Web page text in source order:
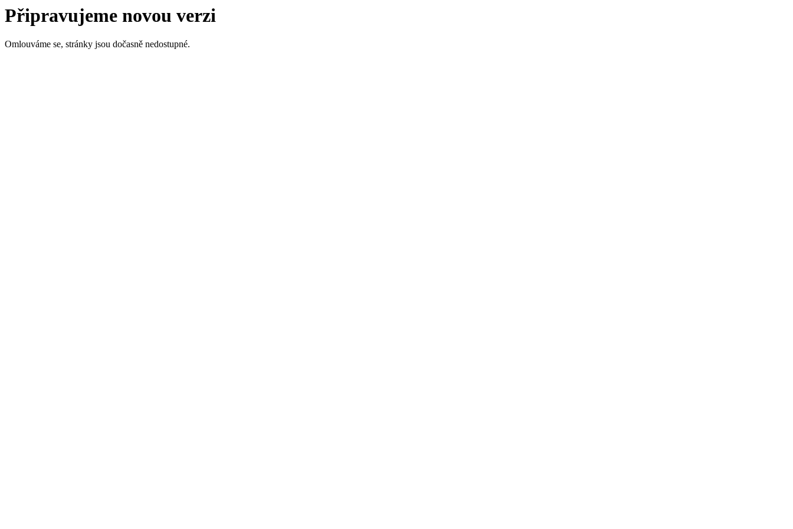
Připravujeme novou verzi
Omlouváme se, stránky jsou dočasně nedostupné.